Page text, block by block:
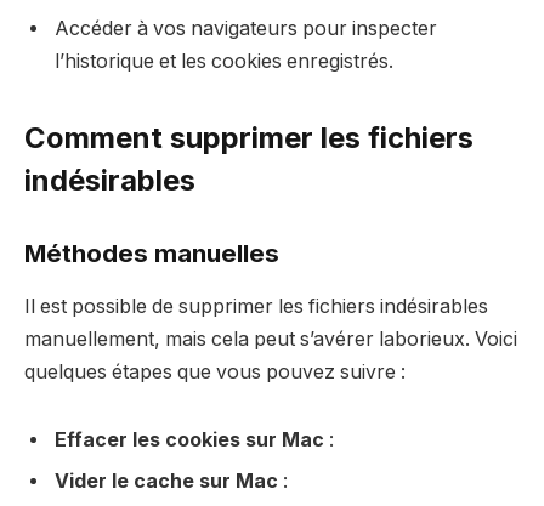
Accéder à vos navigateurs pour inspecter
l’historique et les cookies enregistrés.
Comment supprimer les fichiers
indésirables
Méthodes manuelles
Il est possible de supprimer les fichiers indésirables
manuellement, mais cela peut s’avérer laborieux. Voici
quelques étapes que vous pouvez suivre :
Effacer les cookies sur Mac :
Vider le cache sur Mac :